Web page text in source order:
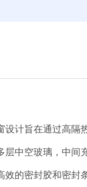
设计旨在通过高隔
层中空玻璃，中间
效的密封胶和密封